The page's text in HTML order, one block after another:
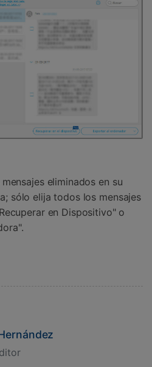
eliminados en su
sólo elija todos los mensajes
en Dispositivo" o